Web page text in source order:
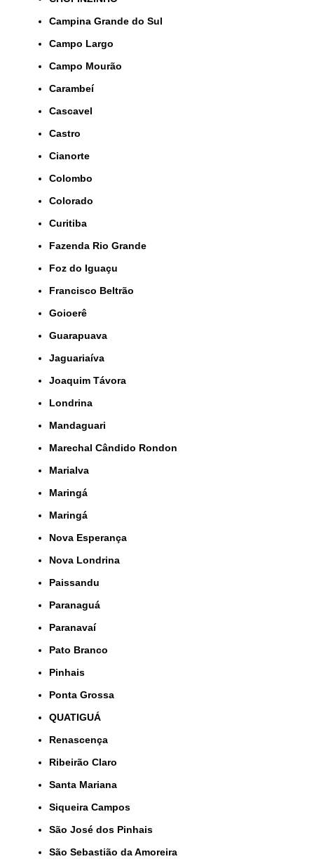
Campina Grande do Sul
Campo Largo
Campo Mourão
Carambeí
Cascavel
Castro
Cianorte
Colombo
Colorado
Curitiba
Fazenda Rio Grande
Foz do Iguaçu
Francisco Beltrão
Goioerê
Guarapuava
Jaguariaíva
Joaquim Távora
Londrina
Mandaguari
Marechal Cândido Rondon
Marialva
Maringá
Maringá
Nova Esperança
Nova Londrina
Paissandu
Paranaguá
Paranavaí
Pato Branco
Pinhais
Ponta Grossa
QUATIGUÁ
Renascença
Ribeirão Claro
Santa Mariana
Siqueira Campos
São José dos Pinhais
São Sebastião da Amoreira